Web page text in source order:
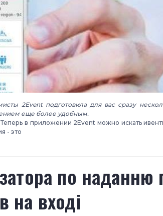
2Event подготовила для вас сразу
еще более удобным.
Теперь в приложении 2Event можно искать
- это
по наданню
на вході